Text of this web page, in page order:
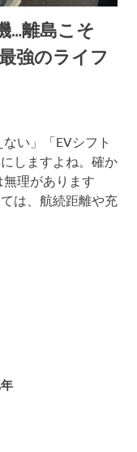
…離島こそ
強のライフ
い」「EVシフト
しますよね。確か
理があります
は、航続距離や充